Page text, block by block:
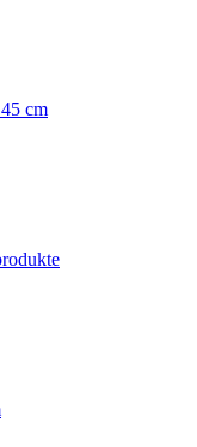
cm